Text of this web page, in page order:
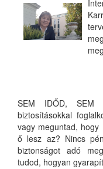
SEM IDŐD, SEM
biztosításokkal
vagy meguntad,
ő lesz az? Nincs
biztonságot adó
tudod, hogyan